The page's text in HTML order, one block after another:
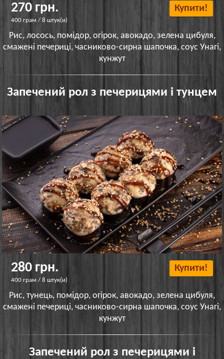
270 грн.
400 грам / 8 штук(и)
Купити!
Рис, лосось, помідор, огірок, авокадо, зелена цибуля,
смажені печериці, часниково-сирна шапочка, соус Унагі,
кунжут
Запечений рол з печерицями і тунцем
280 грн.
400 грам / 8 штук(и)
Купити!
Рис, тунець, помідор, огірок, авокадо, зелена цибуля,
смажені печериці, часниково-сирна шапочка, соус Унагі,
кунжут
Запечений рол з печерицями і